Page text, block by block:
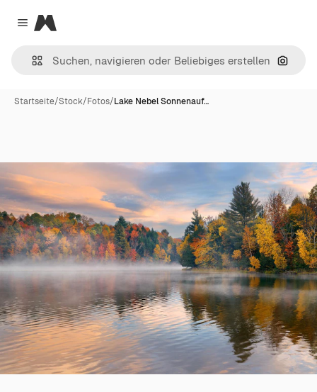
Close menu
Magnific
Nach
Startseite/Stock/Fotos/Lake Nebel Sonnenauf…